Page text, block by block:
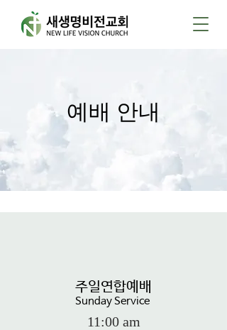
예배 안내
주일연합예배
Sunday Service
11:00 am